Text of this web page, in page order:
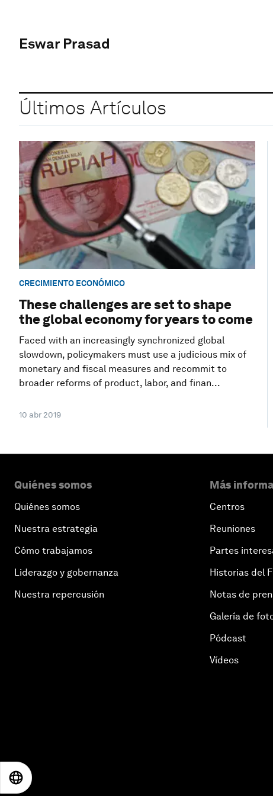
Eswar Prasad
Últimos Artículos
CRECIMIENTO ECONÓMICO
These challenges are set to shape
the global economy for years to come
Faced with an increasingly synchronized global
slowdown, policymakers must use a judicious mix of
monetary and fiscal measures and recommit to
broader reforms of product, labor, and finan...
10 abr 2019
Quiénes somos
Quiénes somos
Nuestra estrategia
Cómo trabajamos
Liderazgo y gobernanza
Nuestra repercusión
Más
Centros
Reuniones
Partes
Historias del
Notas de
Galería de
Pódcast
Vídeos